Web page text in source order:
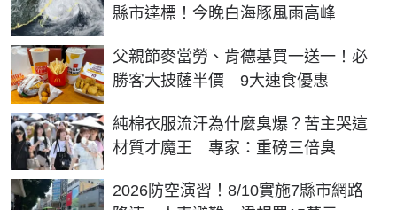
縣市達標！今晚白海豚風雨高峰
父親節麥當勞、肯德基買一送一！必
勝客大披薩半價 9大速食優惠
純棉衣服流汗為什麼臭爆？苦主哭這
材質才魔王 專家：重磅三倍臭
2026防空演習！8/10實施7縣市網路